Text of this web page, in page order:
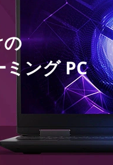
ング PC